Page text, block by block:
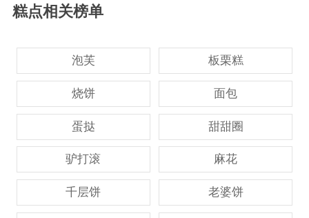
糕点相关榜单
泡芙 板栗糕
烧饼 面包
蛋挞 甜甜圈
驴打滚 麻花
千层饼 老婆饼